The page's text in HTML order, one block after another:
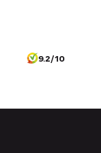
9.2/10